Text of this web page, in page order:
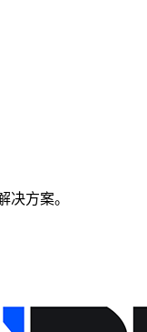
决方案。